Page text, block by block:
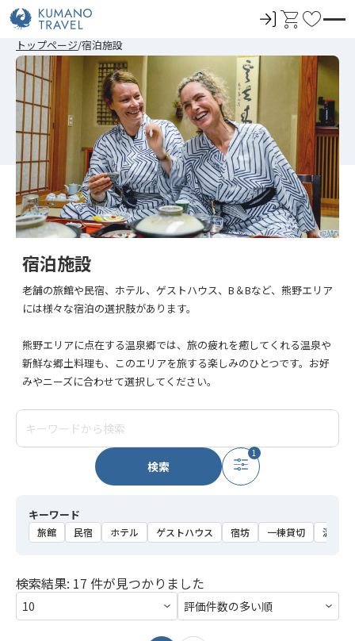
ロ
イ
ン
カ
ト
お
に
入
り
トップページ 宿泊施設
宿泊施設
老舗の旅館や民宿、ホテル、ゲストハウス、B＆Bなど、熊野エリア
には様々な宿泊の選択肢があります。
熊野エリアに点在する温泉郷では、旅の疲れを癒してくれる温泉や
新鮮な郷土料理も、このエリアを旅する楽しみのひとつです。お好
みやニーズに合わせて選択してください。
検索
1
キーワード
旅館 民宿 ホテル ゲストハウス 宿坊 一棟貸切 温泉
検索結果: 17 件が見つかりました